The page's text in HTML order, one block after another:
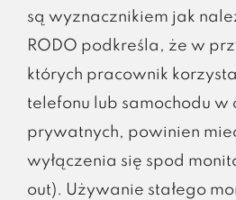
są wyznacznikiem jak
RODO podkreśla, że w
których pracownik
telefonu lub samochodu w
prywatnych, powinien
wyłączenia się spod
out). Używanie stałego